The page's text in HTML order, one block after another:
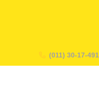
(011) 30-17-491